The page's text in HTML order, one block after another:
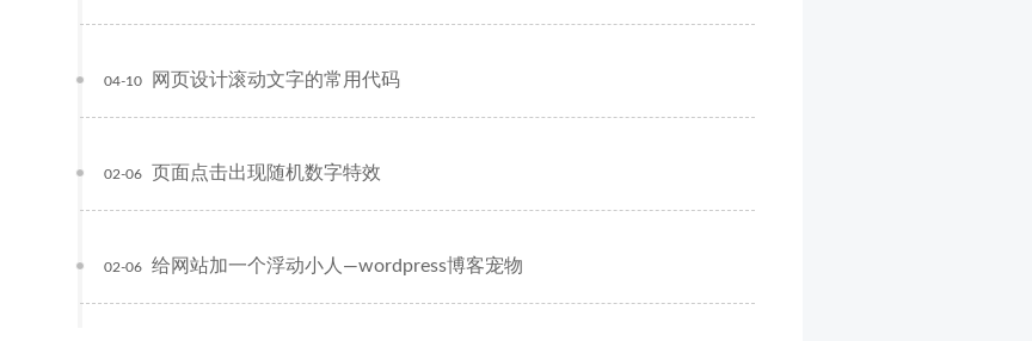
网页设计滚动文字的常用代码
04-10
页面点击出现随机数字特效
02-06
给网站加一个浮动小人—wordpress博客宠物
02-06